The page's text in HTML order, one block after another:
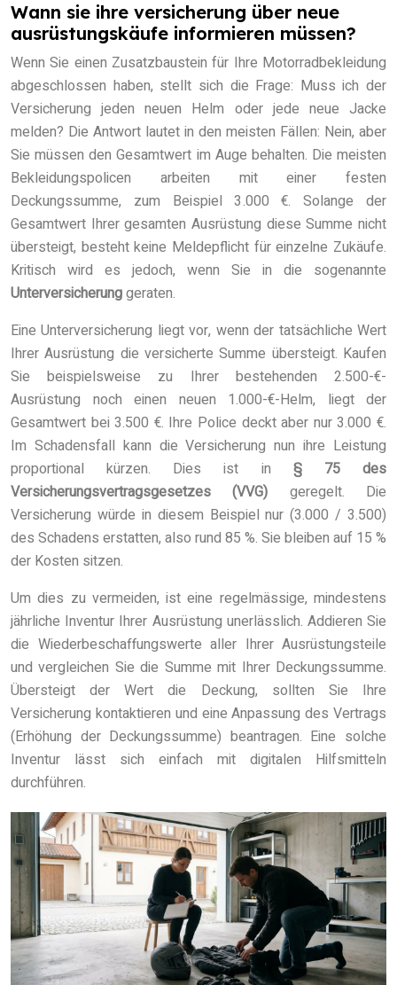
Wann sie ihre versicherung über neue
ausrüstungskäufe informieren müssen?
Wenn Sie einen Zusatzbaustein für Ihre Motorradbekleidung
abgeschlossen haben, stellt sich die Frage: Muss ich der
Versicherung jeden neuen Helm oder jede neue Jacke
melden? Die Antwort lautet in den meisten Fällen: Nein, aber
Sie müssen den Gesamtwert im Auge behalten. Die meisten
Bekleidungspolicen arbeiten mit einer festen
Deckungssumme, zum Beispiel 3.000 €. Solange der
Gesamtwert Ihrer gesamten Ausrüstung diese Summe nicht
übersteigt, besteht keine Meldepflicht für einzelne Zukäufe.
Kritisch wird es jedoch, wenn Sie in die sogenannte
Unterversicherunggeraten.
Eine Unterversicherung liegt vor, wenn der tatsächliche Wert
Ihrer Ausrüstung die versicherte Summe übersteigt. Kaufen
Sie beispielsweise zu Ihrer bestehenden 2.500-€-
Ausrüstung noch einen neuen 1.000-€-Helm, liegt der
Gesamtwert bei 3.500 €. Ihre Police deckt aber nur 3.000 €.
Im Schadensfall kann die Versicherung nun ihre Leistung
proportional kürzen. Dies ist in § 75 des
Versicherungsvertragsgesetzes (VVG) geregelt. Die
Versicherung würde in diesem Beispiel nur (3.000 / 3.500)
des Schadens erstatten, also rund 85 %. Sie bleiben auf 15 %
der Kosten sitzen.
Um dies zu vermeiden, ist eine regelmässige, mindestens
jährliche Inventur Ihrer Ausrüstung unerlässlich. Addieren Sie
die Wiederbeschaffungswerte aller Ihrer Ausrüstungsteile
und vergleichen Sie die Summe mit Ihrer Deckungssumme.
Übersteigt der Wert die Deckung, sollten Sie Ihre
Versicherung kontaktieren und eine Anpassung des Vertrags
(Erhöhung der Deckungssumme) beantragen. Eine solche
Inventur lässt sich einfach mit digitalen Hilfsmitteln
durchführen.